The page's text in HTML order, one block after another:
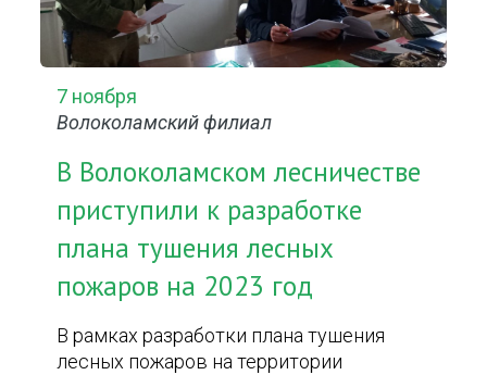
7 ноября
Волоколамский филиал
В Волоколамском лесничестве
приступили к разработке
плана тушения лесных
пожаров на 2023 год
В рамках разработки плана тушения
лесных пожаров на территории